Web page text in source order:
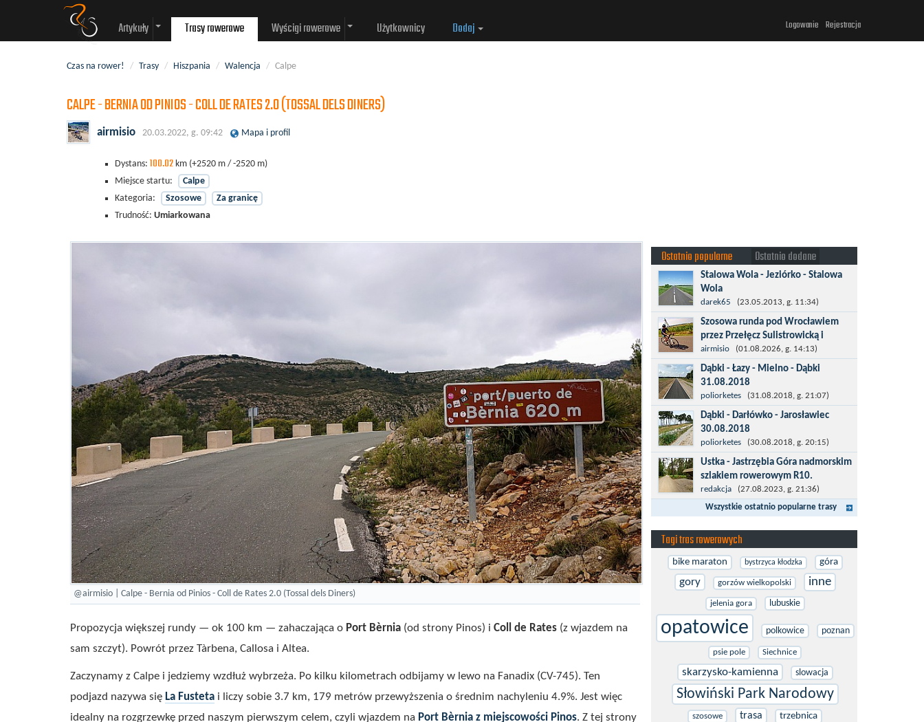
Logowanie Rejestracja
Artykuły Trasy rowerowe Wyścigi rowerowe Użytkownicy Dodaj
Czas na rower! / Trasy / Hiszpania / Walencja / Calpe
CALPE - BERNIA OD PINIOS - COLL DE RATES 2.0 (TOSSAL DELS DINERS)
airmisio 20.03.2022, g. 09:42 Mapa i profil
Dystans: 100.02 km (+2520 m / -2520 m)
Miejsce startu:
Calpe
Kategoria:
Szosowe
Za granicę
Trudność: Umiarkowana
@airmisio | Calpe - Bernia od Pinios - Coll de Rates 2.0 (Tossal dels Diners)
Propozycja większej rundy — ok 100 km — zahaczająca o Port Bèrnia (od strony Pinos) i Coll de Rates (z wjazdem na
sam szczyt). Powrót przez Tàrbena, Callosa i Altea.
Zaczynamy z Calpe i jedziemy wzdłuż wybrzeża. Po kilku kilometrach odbijamy w lewo na Fanadix (CV-745). Ten
podjazd nazywa się La Fusteta i liczy sobie 3.7 km, 179 metrów przewyższenia o średnim nachyleniu 4.9%. Jest więc
idealny na rozgrzewkę przed naszym pierwszym celem, czyli wjazdem na Port Bèrnia z miejscowości Pinos. Z tej strony
Ostatnio popularne Ostatnio dodane
Stalowa Wola - Jeziórko - Stalowa
Wola
Taki krotki wypad troszeczkę po lesie
więcej po asfalcie , do wsi której już nie
ma , kopalni siarki również nie ma , a ci
co pamiętają okres...
darek65 (23.05.2013, g. 11:34)
Szosowa runda pod Wrocławiem
przez Przełęcz Sulistrowicką i
Mietków
Łatwa, szosowa runda pod
Wrocławiem, raczej płaska z jednym
małym podjazdem na Przełęcz
Sulistrowicką od strony Olesznej. To
trasa idealna na...
airmisio (01.08.2026, g. 14:13)
Dąbki - Łazy - Mielno - Dąbki
31.08.2018
Trasa do Łaz niemal w całości prowadzi
przez nową, asfaltową ścieżkę
rowerową (od Dąbek do Iwięcina
wzdłuż drogi 203). Niestety jest to
trasa nie...
poliorketes (31.08.2018, g. 21:07)
Dąbki - Darłówko - Jarosławiec
30.08.2018
Start w Dąbkach, dalej do Darłowa
nową ścieżką rowerową (niekiedy
pieszo-rowerową), gdzie na pierwszym
rondzie zjazd w stronę Darłówka
Zachodniego....
poliorketes (30.08.2018, g. 20:15)
Ustka - Jastrzębia Góra nadmorskim
szlakiem rowerowym R10.
Międzynarodowy Szlak Rowerowy R-
10, jest częścią sieci EuroVelo.
Prowadzi wzdłuż brzegu dookoła
Morza Bałtyckiego. Trasa liczy w sumie
ponad 8500...
redakcja (27.08.2023, g. 21:36)
Wszystkie ostatnio popularne trasy
Tagi tras rowerowych
bike maraton bystrzyca kłodzka góra
gory gorzów wielkopolski inne
jelenia gora lubuskie
opatowice polkowice poznan
psie pole Siechnice
skarzysko-kamienna slowacja
Słowiński Park Narodowy
szosowe trasa trzebnica